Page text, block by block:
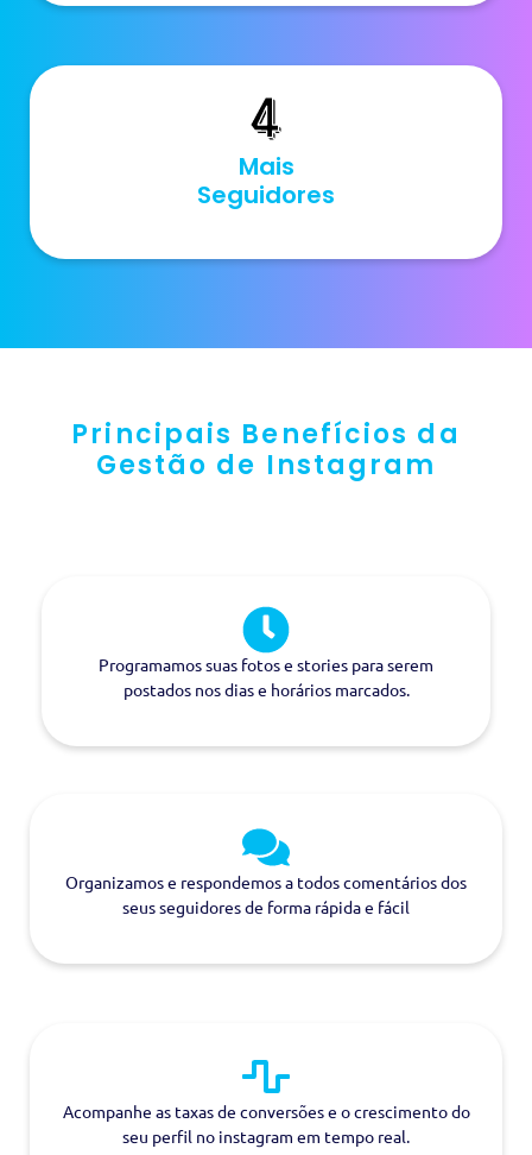
Mais
Seguidores
Principais Benefícios da
Gestão de Instagram
Programamos suas fotos e stories para serem
postados nos dias e horários marcados.
Organizamos e respondemos a todos comentários dos
seus seguidores de forma rápida e fácil
Acompanhe as taxas de conversões e o crescimento do
seu perfil no instagram em tempo real.